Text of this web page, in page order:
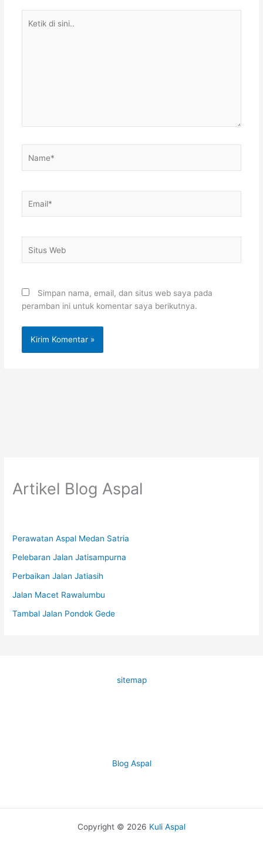
Web
Simpan nama, email, dan situs web saya pada
peramban ini untuk komentar saya berikutnya.
Artikel Blog Aspal
Perawatan Aspal Medan Satria
Pelebaran Jalan Jatisampurna
Perbaikan Jalan Jatiasih
Jalan Macet Rawalumbu
Tambal Jalan Pondok Gede
sitemap
Blog Aspal
Copyright © 2026 Kuli Aspal